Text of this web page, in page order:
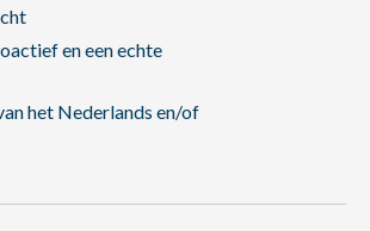
en een echte
het Nederlands en/of